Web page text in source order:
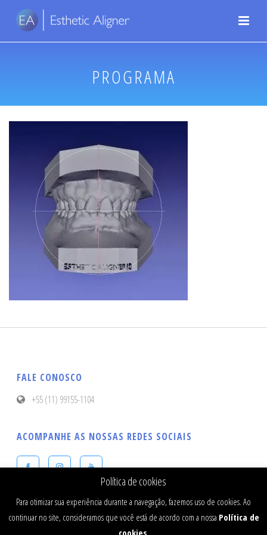
PROGRAMA
FALE CONOSCO
+55 (11) 99155-1104
ACOMPANHE AS NOSSAS REDES SOCIAIS
Política de cookies
Para otimizar sua experiência durante a navegação, fazemos uso de cookies. Ao
continuar no site, consideramos que você está de acordo com a nossa Política de
cookies